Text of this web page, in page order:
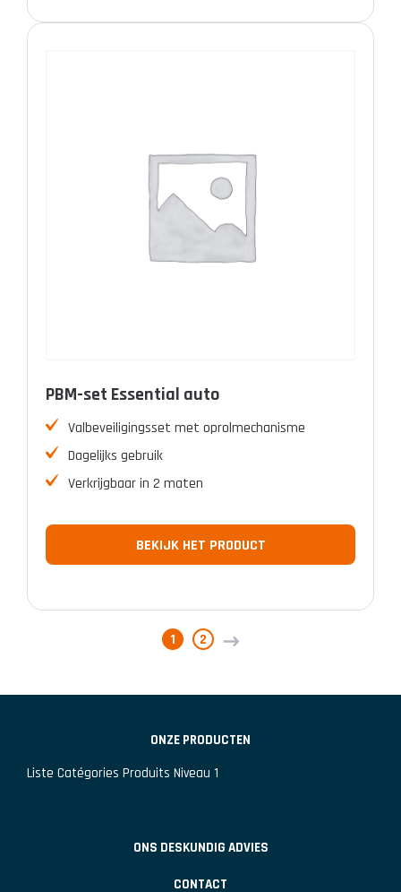
PBM-set Essential auto
Valbeveiligingsset met oprolmechanisme
Dagelijks gebruik
Verkrijgbaar in 2 maten
BEKIJK HET PRODUCT
1 2 →
ONZE PRODUCTEN
Liste Catégories Produits Niveau 1
ONS DESKUNDIG ADVIES
CONTACT